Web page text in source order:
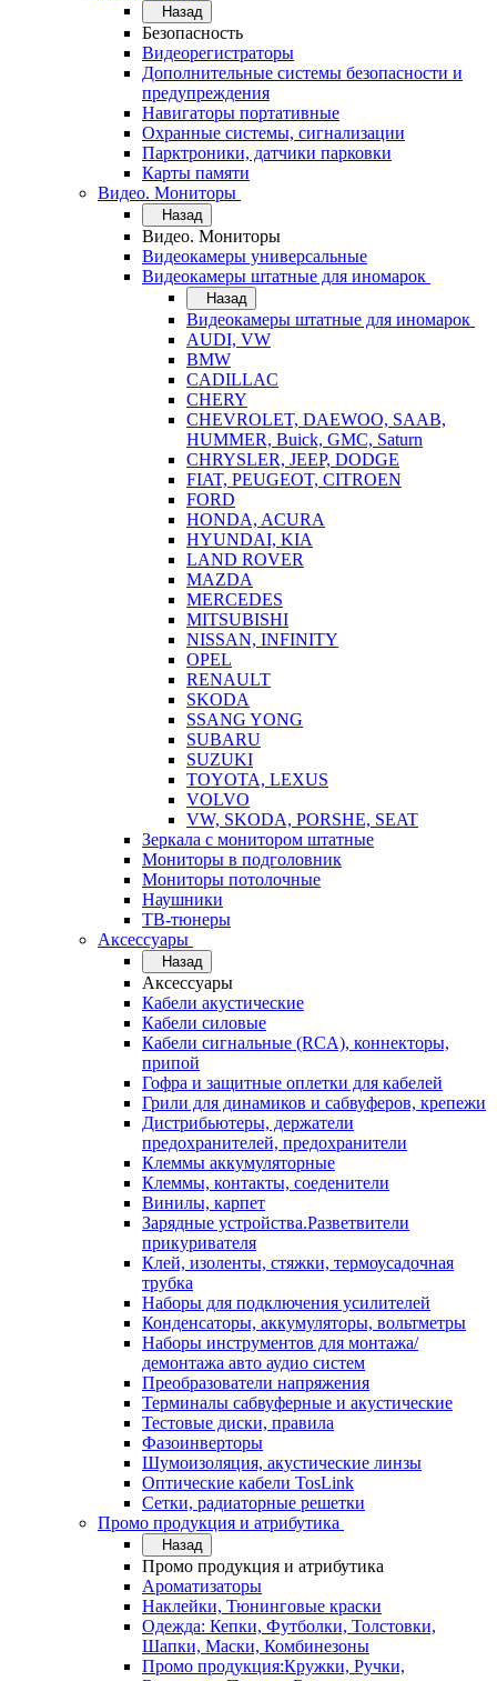
Назад
Безопасность
Видеорегистраторы
Дополнительные системы безопасности и
предупреждения
Навигаторы портативные
Охранные системы, сигнализации
Парктроники, датчики парковки
Карты памяти
Видео. Мониторы
Назад
Видео. Мониторы
Видеокамеры универсальные
Видеокамеры штатные для иномарок
Назад
Видеокамеры штатные для иномарок
AUDI, VW
BMW
CADILLAC
CHERY
CHEVROLET, DAEWOO, SAAB,
HUMMER, Buick, GMC, Saturn
CHRYSLER, JEEP, DODGE
FIAT, PEUGEOT, CITROEN
FORD
HONDA, ACURA
HYUNDAI, KIA
LAND ROVER
MAZDA
MERCEDES
MITSUBISHI
NISSAN, INFINITY
OPEL
RENAULT
SKODA
SSANG YONG
SUBARU
SUZUKI
TOYOTA, LEXUS
VOLVO
VW, SKODA, PORSHE, SEAT
Зеркала с монитором штатные
Мониторы в подголовник
Мониторы потолочные
Наушники
ТВ-тюнеры
Аксессуары
Назад
Аксессуары
Кабели акустические
Кабели силовые
Кабели сигнальные (RCA), коннекторы,
припой
Гофра и защитные оплетки для кабелей
Грили для динамиков и сабвуферов, крепежи
Дистрибьютеры, держатели
предохранителей, предохранители
Клеммы аккумуляторные
Клеммы, контакты, соеденители
Винилы, карпет
Зарядные устройства.Разветвители
прикуривателя
Клей, изоленты, стяжки, термоусадочная
трубка
Наборы для подключения усилителей
Конденсаторы, аккумуляторы, вольтметры
Наборы инструментов для монтажа/
демонтажа авто аудио систем
Преобразователи напряжения
Терминалы сабвуферные и акустические
Тестовые диски, правила
Фазоинверторы
Шумоизоляция, акустические линзы
Оптические кабели TosLink
Сетки, радиаторные решетки
Промо продукция и атрибутика
Назад
Промо продукция и атрибутика
Ароматизаторы
Наклейки, Тюнинговые краски
Одежда: Кепки, Футболки, Толстовки,
Шапки, Маски, Комбинезоны
Промо продукция:Кружки, Ручки,